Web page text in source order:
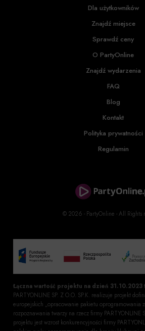
© 2026 - PartyOnline - All Rights
Dla użytkowników
Znajdź miejsce
Sprawdź ceny
O PartyOnline
Znajdź wydarzenia
FAQ
Blog
Kontakt
Polityka prywatności
Regulamin
Łączna wartość projektu na dzień
PARTYONLINE SP. Z O.O. SP.K. realizuje projekt
europejskich „opracowanie pakietu oprogramowania
rozpoznawania twarzy na rzecz firmy PARTYONLINE
projektu jest wzrost konkurencyjności firmy